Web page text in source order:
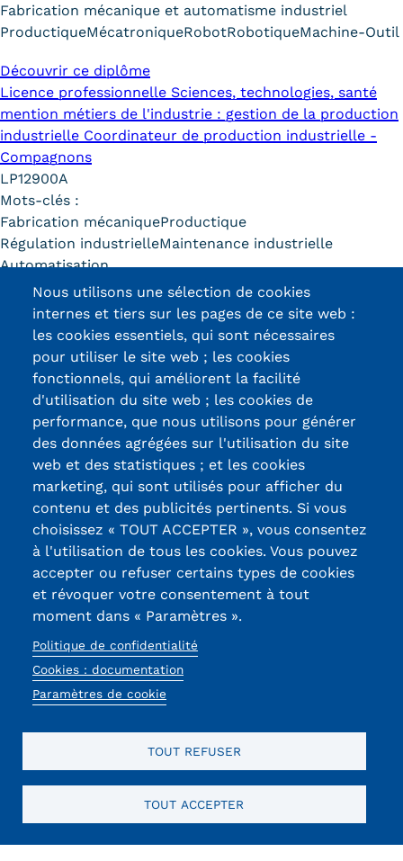
Infos élèves
Tarifs
Modalités de financement
Infos entreprises
Accueillir un alternant ?
Taxe d'apprentissage
Infos enseignants
Être enseignant au Cnam
Infos partenaires
Liste des partenaires
Communication
Kits communications Cnam
Prospect
Fiche contact salons, forums,
JPO
Fabrication mécanique et automatisme industriel
ProductiqueMécatroniqueRobotRobotiqueMachine-Outil
Découvrir ce diplôme
Licence professionnelle Sciences, technologies, santé
mention métiers de l'industrie : gestion de la production
industrielle Coordinateur de production industrielle -
Compagnons
LP12900A
Mots-clés :
Fabrication mécaniqueProductique
Régulation industrielleMaintenance industrielle
Automatisation
Découvrir ce diplôme
13, Rue Ernest
Thierry-Mieg
90010 BELFORT
Cedex
03 84 58 33 10
Réseaux
sociaux
Certifications /
Labels qualité
Menu
RGPD
Nous utilisons une sélection de cookies
internes et tiers sur les pages de ce site web :
les cookies essentiels, qui sont nécessaires
pour utiliser le site web ; les cookies
fonctionnels, qui améliorent la facilité
d'utilisation du site web ; les cookies de
performance, que nous utilisons pour générer
des données agrégées sur l'utilisation du site
web et des statistiques ; et les cookies
marketing, qui sont utilisés pour afficher du
contenu et des publicités pertinents. Si vous
choisissez « TOUT ACCEPTER », vous consentez
à l'utilisation de tous les cookies. Vous pouvez
accepter ou refuser certains types de cookies
et révoquer votre consentement à tout
moment dans « Paramètres ».
Politique de confidentialité
Cookies : documentation
Paramètres de cookie
TOUT REFUSER
TOUT ACCEPTER